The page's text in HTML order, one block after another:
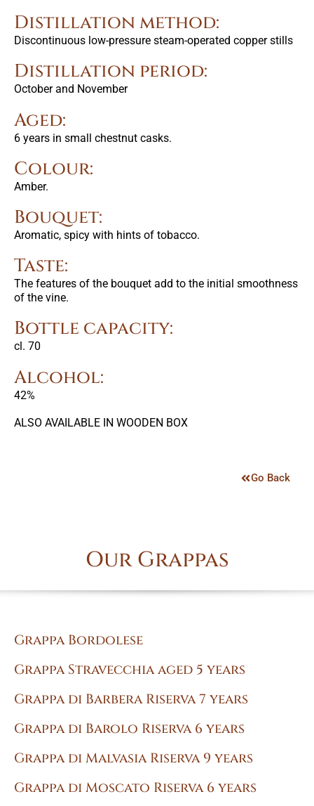
Distillation method:
Discontinuous low-pressure steam-operated copper stills
Distillation period:
October and November
Aged:
6 years in small chestnut casks.
Colour:
Amber.
Bouquet:
Aromatic, spicy with hints of tobacco.
Taste:
The features of the bouquet add to the initial smoothness
of the vine.
Bottle capacity:
cl. 70
Alcohol:
42%
ALSO AVAILABLE IN WOODEN BOX
Go Back
Our Grappas
Grappa Bordolese
Grappa Stravecchia aged 5 years
Grappa di Barbera Riserva 7 years
Grappa di Barolo Riserva 6 years
Grappa di Malvasia Riserva 9 years
Grappa di Moscato Riserva 6 years